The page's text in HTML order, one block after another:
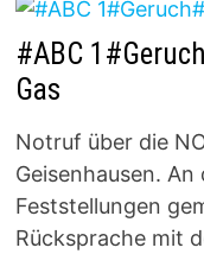
#ABC
Gas
Notruf über die
Geisenhausen.
Feststellungen
Rücksprache mit